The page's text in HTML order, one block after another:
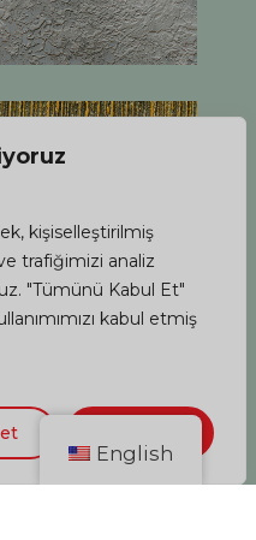
kişiselleştirilmiş
trafiğimizi analiz
"Tümünü Kabul Et"
kabul etmiş
English